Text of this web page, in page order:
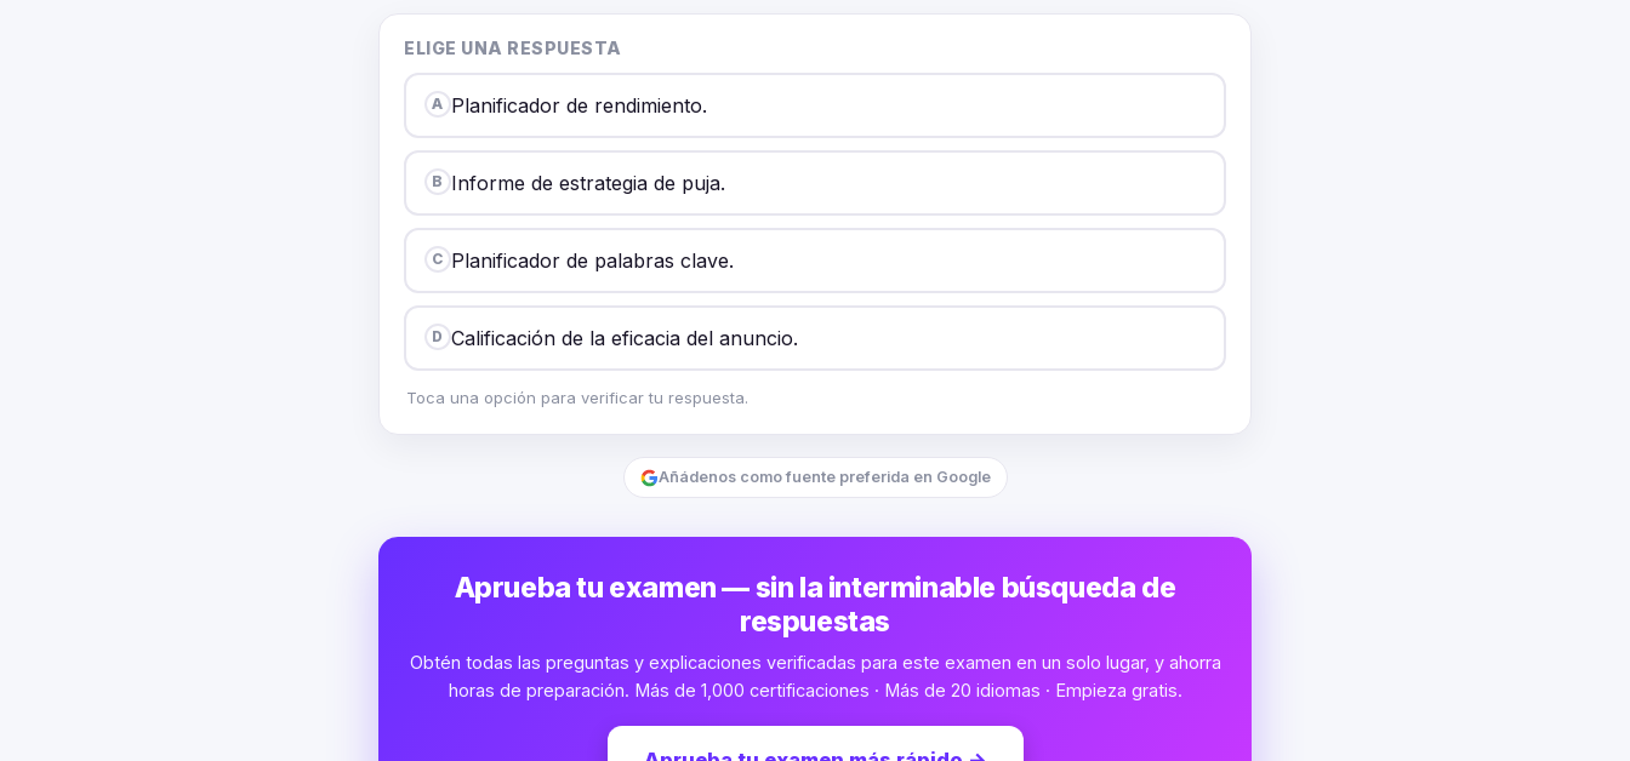
ELIGE UNA RESPUESTA
A Planificador de rendimiento.
B Informe de estrategia de puja.
C Planificador de palabras clave.
D Calificación de la eficacia del anuncio.
Toca una opción para verificar tu respuesta.
Añádenos como fuente preferida en Google
Aprueba tu examen — sin la interminable búsqueda de
respuestas
Obtén todas las preguntas y explicaciones verificadas para este examen en un solo lugar, y ahorra
horas de preparación. Más de 1,000 certificaciones · Más de 20 idiomas · Empieza gratis.